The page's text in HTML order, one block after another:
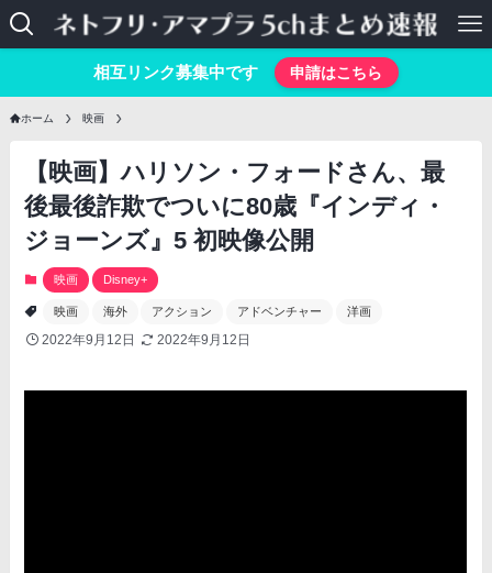
相互リンク募集中です 申請はこちら
ホーム 映画
【映画】ハリソン・フォードさん、最
後最後詐欺でついに80歳『インディ・
ジョーンズ』5 初映像公開
映画 Disney+
映画 海外 アクション アドベンチャー 洋画
2022年9月12日 2022年9月12日